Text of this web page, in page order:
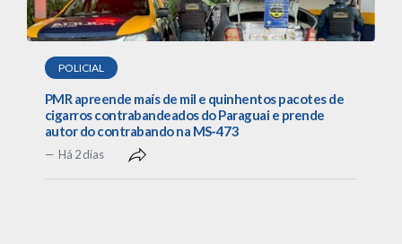
POLICIAL
PMR apreende maís de mil e quinhentos pacotes de
cigarros contrabandeados do Paraguai e prende
autor do contrabando na MS-473
Há 2 dias